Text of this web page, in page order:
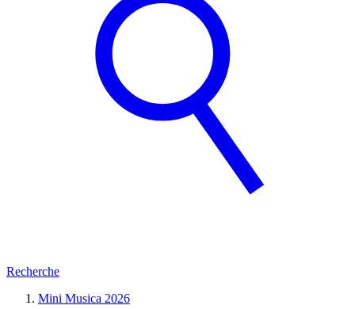
Recherche
Mini Musica 2026